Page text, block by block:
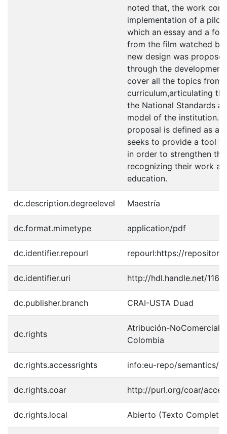
noted that, the work
implementation of a pilot
which an essay and a
from the film watched by
new design was
through the
cover all the topics from
curriculum,articulating
the National Standards
model of the institution.
proposal is defined as a
seeks to provide a tool
in order to strengthen
recognizing their work
education.
dc.description.degreelevel Maestría
dc.format.mimetype application/pdf
dc.identifier.repourl repourl:https://
dc.identifier.uri http://hdl.handle.net/
dc.publisher.branch CRAI-USTA Duad
dc.rights
Atribución-NoComercial-
Colombia
dc.rights.accessrights info:eu-repo/semantics/
dc.rights.coar http://purl.org/coar/
dc.rights.local Abierto (Texto Completo)